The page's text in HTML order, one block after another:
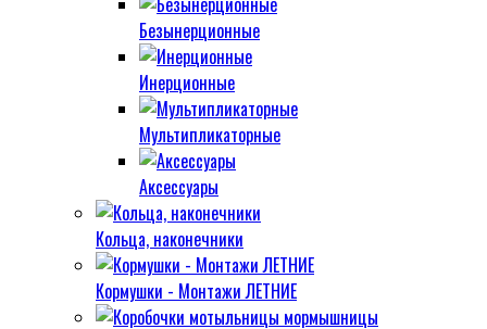
Безынерционные
Инерционные
Мультипликаторные
Аксессуары
Кольца, наконечники
Кормушки - Монтажи ЛЕТНИЕ